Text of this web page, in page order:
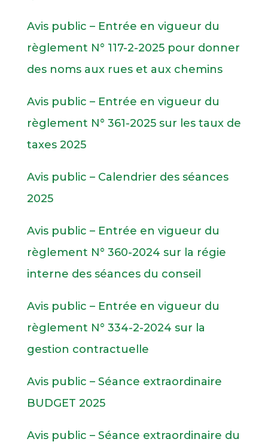
Avis public – Entrée en vigueur du
règlement N° 117-2-2025 pour donner
des noms aux rues et aux chemins
Avis public – Entrée en vigueur du
règlement N° 361-2025 sur les taux de
taxes 2025
Avis public – Calendrier des séances
2025
Avis public – Entrée en vigueur du
règlement N° 360-2024 sur la régie
interne des séances du conseil
Avis public – Entrée en vigueur du
règlement N° 334-2-2024 sur la
gestion contractuelle
Avis public – Séance extraordinaire
BUDGET 2025
Avis public – Séance extraordinaire du